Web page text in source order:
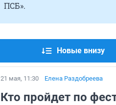
ПСБ».
Новые внизу
21 мая, 11:30 Елена Раздобреева
Кто пройдет по